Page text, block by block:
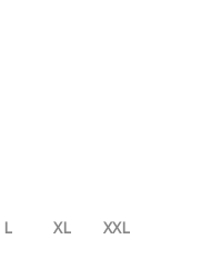
L XL XXL